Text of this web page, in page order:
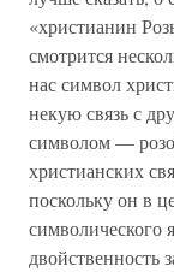
«христианин
смотрится
нас символ
некую связь с
символом —
христианских
поскольку он в
символического
двойственность